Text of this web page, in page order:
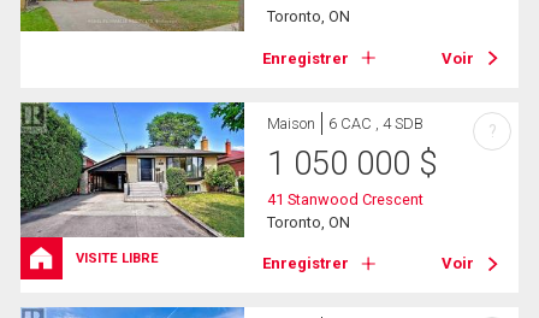
Toronto, ON
Enregistrer Voir
VISITE LIBRE
Maison 6 CAC , 4 SDB
1 050 000 $
41 Stanwood Crescent
Toronto, ON
Enregistrer Voir
?